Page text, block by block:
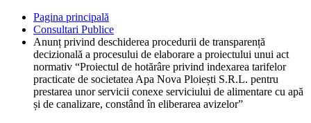
Pagina principală
Consultari Publice
Anunț privind deschiderea procedurii de transparență
decizională a procesului de elaborare a proiectului unui act
normativ “Proiectul de hotărâre privind indexarea tarifelor
practicate de societatea Apa Nova Ploiești S.R.L. pentru
prestarea unor servicii conexe serviciului de alimentare cu apă
și de canalizare, constând în eliberarea avizelor”